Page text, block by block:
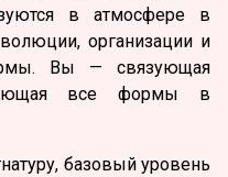
в атмосфере в
организации и
Вы — связующая
все формы в
базовый уровень